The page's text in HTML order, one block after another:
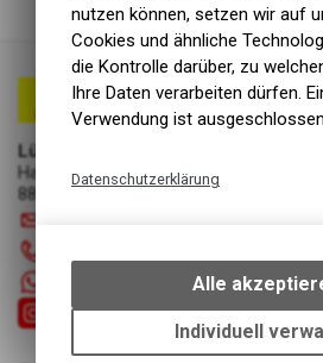
Lüscher Motor- & Bike World
Hauptstrasse 29a
8867 Niederurnen
nutzen können, setzen wir auf
Cookies und ähnliche
die Kontrolle darüber, zu
Ihre Daten verarbeiten dürfen.
Verwendung ist ausgeschlossen.
Datenschutzerklärung
bestimmte
Einstellungen
um die
Funktionen
Alle
Individuell